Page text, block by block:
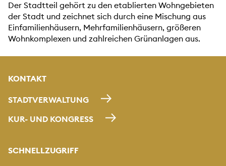
Der Stadtteil gehört zu den etablierten Wohngebieten
der Stadt und zeichnet sich durch eine Mischung aus
Einfamilienhäusern, Mehrfamilienhäusern, größeren
Wohnkomplexen und zahlreichen Grünanlagen aus.
KONTAKT
STADTVERWALTUNG
KUR- UND KONGRESS
SCHNELLZUGRIFF